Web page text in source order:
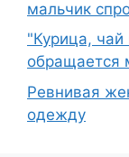
мальчик
"Курица,
обращается
Ревнивая
одежду